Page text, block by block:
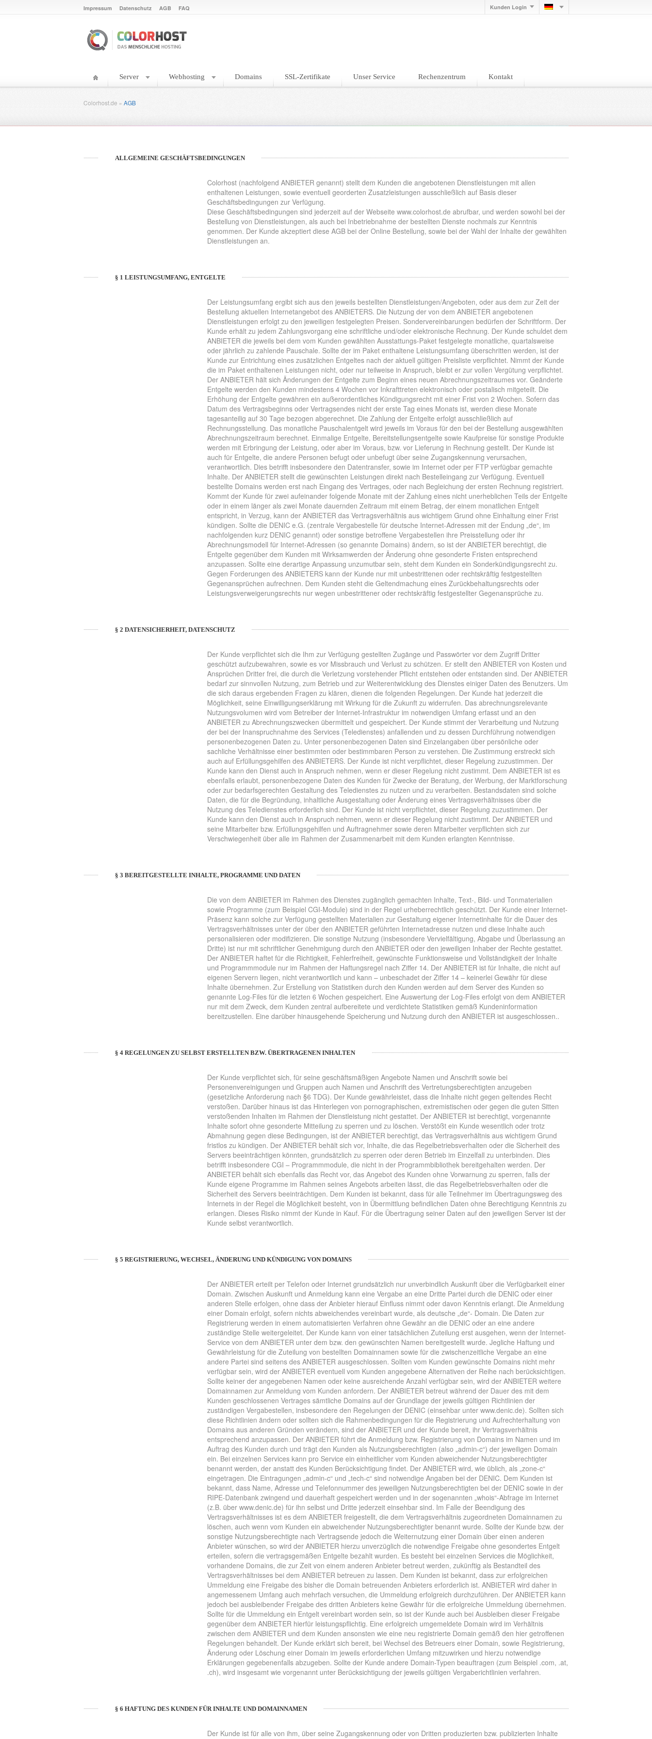
Impressum Datenschutz AGB FAQ Kunden Login
Server Webhosting Domains SSL-Zertifikate Unser Service Rechenzentrum Kontakt
Colorhost.de » AGB
ALLGEMEINE GESCHÄFTSBEDINGUNGEN
Colorhost (nachfolgend ANBIETER genannt) stellt dem Kunden die angebotenen Dienstleistungen mit allen
enthaltenen Leistungen, sowie eventuell georderten Zusatzleistungen ausschließlich auf Basis dieser
Geschäftsbedingungen zur Verfügung.
Diese Geschäftsbedingungen sind jederzeit auf der Webseite www.colorhost.de abrufbar, und werden sowohl bei der
Bestellung von Dienstleistungen, als auch bei Inbetriebnahme der bestellten Dienste nochmals zur Kenntnis
genommen. Der Kunde akzeptiert diese AGB bei der Online Bestellung, sowie bei der Wahl der Inhalte der gewählten
Dienstleistungen an.
§ 1 LEISTUNGSUMFANG, ENTGELTE
Der Leistungsumfang ergibt sich aus den jeweils bestellten Dienstleistungen/Angeboten, oder aus dem zur Zeit der
Bestellung aktuellen Internetangebot des ANBIETERS. Die Nutzung der von dem ANBIETER angebotenen
Dienstleistungen erfolgt zu den jeweiligen festgelegten Preisen. Sondervereinbarungen bedürfen der Schriftform. Der
Kunde erhält zu jedem Zahlungsvorgang eine schriftliche und/oder elektronische Rechnung. Der Kunde schuldet dem
ANBIETER die jeweils bei dem vom Kunden gewählten Ausstattungs-Paket festgelegte monatliche, quartalsweise
oder jährlich zu zahlende Pauschale. Sollte der im Paket enthaltene Leistungsumfang überschritten werden, ist der
Kunde zur Entrichtung eines zusätzlichen Entgeltes nach der aktuell gültigen Preisliste verpflichtet. Nimmt der Kunde
die im Paket enthaltenen Leistungen nicht, oder nur teilweise in Anspruch, bleibt er zur vollen Vergütung verpflichtet.
Der ANBIETER hält sich Änderungen der Entgelte zum Beginn eines neuen Abrechnungszeitraumes vor. Geänderte
Entgelte werden den Kunden mindestens 4 Wochen vor Inkrafttreten elektronisch oder postalisch mitgeteilt. Die
Erhöhung der Entgelte gewähren ein außerordentliches Kündigungsrecht mit einer Frist von 2 Wochen. Sofern das
Datum des Vertragsbeginns oder Vertragsendes nicht der erste Tag eines Monats ist, werden diese Monate
tagesanteilig auf 30 Tage bezogen abgerechnet. Die Zahlung der Entgelte erfolgt ausschließlich auf
Rechnungsstellung. Das monatliche Pauschalentgelt wird jeweils im Voraus für den bei der Bestellung ausgewählten
Abrechnungszeitraum berechnet. Einmalige Entgelte, Bereitstellungsentgelte sowie Kaufpreise für sonstige Produkte
werden mit Erbringung der Leistung, oder aber im Voraus, bzw. vor Lieferung in Rechnung gestellt. Der Kunde ist
auch für Entgelte, die andere Personen befugt oder unbefugt über seine Zugangskennung verursachen,
verantwortlich. Dies betrifft insbesondere den Datentransfer, sowie im Internet oder per FTP verfügbar gemachte
Inhalte. Der ANBIETER stellt die gewünschten Leistungen direkt nach Bestelleingang zur Verfügung. Eventuell
bestellte Domains werden erst nach Eingang des Vertrages, oder nach Begleichung der ersten Rechnung registriert.
Kommt der Kunde für zwei aufeinander folgende Monate mit der Zahlung eines nicht unerheblichen Teils der Entgelte
oder in einem länger als zwei Monate dauernden Zeitraum mit einem Betrag, der einem monatlichen Entgelt
entspricht, in Verzug, kann der ANBIETER das Vertragsverhältnis aus wichtigem Grund ohne Einhaltung einer Frist
kündigen. Sollte die DENIC e.G. (zentrale Vergabestelle für deutsche Internet-Adressen mit der Endung „de“, im
nachfolgenden kurz DENIC genannt) oder sonstige betroffene Vergabestellen ihre Preisstellung oder ihr
Abrechnungsmodell für Internet-Adressen (so genannte Domains) ändern, so ist der ANBIETER berechtigt, die
Entgelte gegenüber dem Kunden mit Wirksamwerden der Änderung ohne gesonderte Fristen entsprechend
anzupassen. Sollte eine derartige Anpassung unzumutbar sein, steht dem Kunden ein Sonderkündigungsrecht zu.
Gegen Forderungen des ANBIETERS kann der Kunde nur mit unbestrittenen oder rechtskräftig festgestellten
Gegenansprüchen aufrechnen. Dem Kunden steht die Geltendmachung eines Zurückbehaltungsrechts oder
Leistungsverweigerungsrechts nur wegen unbestrittener oder rechtskräftig festgestellter Gegenansprüche zu.
§ 2 DATENSICHERHEIT, DATENSCHUTZ
Der Kunde verpflichtet sich die Ihm zur Verfügung gestellten Zugänge und Passwörter vor dem Zugriff Dritter
geschützt aufzubewahren, sowie es vor Missbrauch und Verlust zu schützen. Er stellt den ANBIETER von Kosten und
Ansprüchen Dritter frei, die durch die Verletzung vorstehender Pflicht entstehen oder entstanden sind. Der ANBIETER
bedarf zur sinnvollen Nutzung, zum Betrieb und zur Weiterentwicklung des Dienstes einiger Daten des Benutzers. Um
die sich daraus ergebenden Fragen zu klären, dienen die folgenden Regelungen. Der Kunde hat jederzeit die
Möglichkeit, seine Einwilligungserklärung mit Wirkung für die Zukunft zu widerrufen. Das abrechnungsrelevante
Nutzungsvolumen wird vom Betreiber der Internet-Infrastruktur im notwendigen Umfang erfasst und an den
ANBIETER zu Abrechnungszwecken übermittelt und gespeichert. Der Kunde stimmt der Verarbeitung und Nutzung
der bei der Inanspruchnahme des Services (Teledienstes) anfallenden und zu dessen Durchführung notwendigen
personenbezogenen Daten zu. Unter personenbezogenen Daten sind Einzelangaben über persönliche oder
sachliche Verhältnisse einer bestimmten oder bestimmbaren Person zu verstehen. Die Zustimmung erstreckt sich
auch auf Erfüllungsgehilfen des ANBIETERS. Der Kunde ist nicht verpflichtet, dieser Regelung zuzustimmen. Der
Kunde kann den Dienst auch in Anspruch nehmen, wenn er dieser Regelung nicht zustimmt. Dem ANBIETER ist es
ebenfalls erlaubt, personenbezogene Daten des Kunden für Zwecke der Beratung, der Werbung, der Marktforschung
oder zur bedarfsgerechten Gestaltung des Teledienstes zu nutzen und zu verarbeiten. Bestandsdaten sind solche
Daten, die für die Begründung, inhaltliche Ausgestaltung oder Änderung eines Vertragsverhältnisses über die
Nutzung des Teledienstes erforderlich sind. Der Kunde ist nicht verpflichtet, dieser Regelung zuzustimmen. Der
Kunde kann den Dienst auch in Anspruch nehmen, wenn er dieser Regelung nicht zustimmt. Der ANBIETER und
seine Mitarbeiter bzw. Erfüllungsgehilfen und Auftragnehmer sowie deren Mitarbeiter verpflichten sich zur
Verschwiegenheit über alle im Rahmen der Zusammenarbeit mit dem Kunden erlangten Kenntnisse.
§ 3 BEREITGESTELLTE INHALTE, PROGRAMME UND DATEN
Die von dem ANBIETER im Rahmen des Dienstes zugänglich gemachten Inhalte, Text-, Bild- und Tonmaterialien
sowie Programme (zum Beispiel CGI-Module) sind in der Regel urheberrechtlich geschützt. Der Kunde einer Internet-
Präsenz kann solche zur Verfügung gestellten Materialien zur Gestaltung eigener Internetinhalte für die Dauer des
Vertragsverhältnisses unter der über den ANBIETER geführten Internetadresse nutzen und diese Inhalte auch
personalisieren oder modifizieren. Die sonstige Nutzung (insbesondere Vervielfältigung, Abgabe und Überlassung an
Dritte) ist nur mit schriftlicher Genehmigung durch den ANBIETER oder den jeweiligen Inhaber der Rechte gestattet.
Der ANBIETER haftet für die Richtigkeit, Fehlerfreiheit, gewünschte Funktionsweise und Vollständigkeit der Inhalte
und Programmmodule nur im Rahmen der Haftungsregel nach Ziffer 14. Der ANBIETER ist für Inhalte, die nicht auf
eigenen Servern liegen, nicht verantwortlich und kann – unbeschadet der Ziffer 14 – keinerlei Gewähr für diese
Inhalte übernehmen. Zur Erstellung von Statistiken durch den Kunden werden auf dem Server des Kunden so
genannte Log-Files für die letzten 6 Wochen gespeichert. Eine Auswertung der Log-Files erfolgt von dem ANBIETER
nur mit dem Zweck, dem Kunden zentral aufbereitete und verdichtete Statistiken gemäß Kundeninformation
bereitzustellen. Eine darüber hinausgehende Speicherung und Nutzung durch den ANBIETER ist ausgeschlossen..
§ 4 REGELUNGEN ZU SELBST ERSTELLTEN BZW. ÜBERTRAGENEN INHALTEN
Der Kunde verpflichtet sich, für seine geschäftsmäßigen Angebote Namen und Anschrift sowie bei
Personenvereinigungen und Gruppen auch Namen und Anschrift des Vertretungsberechtigten anzugeben
(gesetzliche Anforderung nach §6 TDG). Der Kunde gewährleistet, dass die Inhalte nicht gegen geltendes Recht
verstoßen. Darüber hinaus ist das Hinterlegen von pornographischen, extremistischen oder gegen die guten Sitten
verstoßenden Inhalten im Rahmen der Dienstleistung nicht gestattet. Der ANBIETER ist berechtigt, vorgenannte
Inhalte sofort ohne gesonderte Mitteilung zu sperren und zu löschen. Verstößt ein Kunde wesentlich oder trotz
Abmahnung gegen diese Bedingungen, ist der ANBIETER berechtigt, das Vertragsverhältnis aus wichtigem Grund
fristlos zu kündigen. Der ANBIETER behält sich vor, Inhalte, die das Regelbetriebsverhalten oder die Sicherheit des
Servers beeinträchtigen könnten, grundsätzlich zu sperren oder deren Betrieb im Einzelfall zu unterbinden. Dies
betrifft insbesondere CGI – Programmmodule, die nicht in der Programmbibliothek bereitgehalten werden. Der
ANBIETER behält sich ebenfalls das Recht vor, das Angebot des Kunden ohne Vorwarnung zu sperren, falls der
Kunde eigene Programme im Rahmen seines Angebots arbeiten lässt, die das Regelbetriebsverhalten oder die
Sicherheit des Servers beeinträchtigen. Dem Kunden ist bekannt, dass für alle Teilnehmer im Übertragungsweg des
Internets in der Regel die Möglichkeit besteht, von in Übermittlung befindlichen Daten ohne Berechtigung Kenntnis zu
erlangen. Dieses Risiko nimmt der Kunde in Kauf. Für die Übertragung seiner Daten auf den jeweiligen Server ist der
Kunde selbst verantwortlich.
§ 5 REGISTRIERUNG, WECHSEL, ÄNDERUNG UND KÜNDIGUNG VON DOMAINS
Der ANBIETER erteilt per Telefon oder Internet grundsätzlich nur unverbindlich Auskunft über die Verfügbarkeit einer
Domain. Zwischen Auskunft und Anmeldung kann eine Vergabe an eine Dritte Partei durch die DENIC oder einer
anderen Stelle erfolgen, ohne dass der Anbieter hierauf Einfluss nimmt oder davon Kenntnis erlangt. Die Anmeldung
einer Domain erfolgt, sofern nichts abweichendes vereinbart wurde, als deutsche „de“- Domain. Die Daten zur
Registrierung werden in einem automatisierten Verfahren ohne Gewähr an die DENIC oder an eine andere
zuständige Stelle weitergeleitet. Der Kunde kann von einer tatsächlichen Zuteilung erst ausgehen, wenn der Internet-
Service von dem ANBIETER unter dem bzw. den gewünschten Namen bereitgestellt wurde. Jegliche Haftung und
Gewährleistung für die Zuteilung von bestellten Domainnamen sowie für die zwischenzeitliche Vergabe an eine
andere Partei sind seitens des ANBIETER ausgeschlossen. Sollten vom Kunden gewünschte Domains nicht mehr
verfügbar sein, wird der ANBIETER eventuell vom Kunden angegebene Alternativen der Reihe nach berücksichtigen.
Sollte keiner der angegebenen Namen oder keine ausreichende Anzahl verfügbar sein, wird der ANBIETER weitere
Domainnamen zur Anmeldung vom Kunden anfordern. Der ANBIETER betreut während der Dauer des mit dem
Kunden geschlossenen Vertrages sämtliche Domains auf der Grundlage der jeweils gültigen Richtlinien der
zuständigen Vergabestellen, insbesondere den Regelungen der DENIC (einsehbar unter www.denic.de). Sollten sich
diese Richtlinien ändern oder sollten sich die Rahmenbedingungen für die Registrierung und Aufrechterhaltung von
Domains aus anderen Gründen verändern, sind der ANBIETER und der Kunde bereit, ihr Vertragsverhältnis
entsprechend anzupassen. Der ANBIETER führt die Anmeldung bzw. Registrierung von Domains im Namen und im
Auftrag des Kunden durch und trägt den Kunden als Nutzungsberechtigten (also „admin-c“) der jeweiligen Domain
ein. Bei einzelnen Services kann pro Service ein einheitlicher vom Kunden abweichender Nutzungsberechtigter
benannt werden, der anstatt des Kunden Berücksichtigung findet. Der ANBIETER wird, wie üblich, als „zone-c“
eingetragen. Die Eintragungen „admin-c“ und „tech-c“ sind notwendige Angaben bei der DENIC. Dem Kunden ist
bekannt, dass Name, Adresse und Telefonnummer des jeweiligen Nutzungsberechtigten bei der DENIC sowie in der
RIPE-Datenbank zwingend und dauerhaft gespeichert werden und in der sogenannten „whois“-Abfrage im Internet
(z.B. über www.denic.de) für ihn selbst und Dritte jederzeit einsehbar sind. Im Falle der Beendigung des
Vertragsverhältnisses ist es dem ANBIETER freigestellt, die dem Vertragsverhältnis zugeordneten Domainnamen zu
löschen, auch wenn vom Kunden ein abweichender Nutzungsberechtigter benannt wurde. Sollte der Kunde bzw. der
sonstige Nutzungsberechtigte nach Vertragsende jedoch die Weiternutzung einer Domain über einen anderen
Anbieter wünschen, so wird der ANBIETER hierzu unverzüglich die notwendige Freigabe ohne gesondertes Entgelt
erteilen, sofern die vertragsgemäßen Entgelte bezahlt wurden. Es besteht bei einzelnen Services die Möglichkeit,
vorhandene Domains, die zur Zeit von einem anderen Anbieter betreut werden, zukünftig als Bestandteil des
Vertragsverhältnisses bei dem ANBIETER betreuen zu lassen. Dem Kunden ist bekannt, dass zur erfolgreichen
Ummeldung eine Freigabe des bisher die Domain betreuenden Anbieters erforderlich ist. ANBIETER wird daher in
angemessenem Umfang auch mehrfach versuchen, die Ummeldung erfolgreich durchzuführen. Der ANBIETER kann
jedoch bei ausbleibender Freigabe des dritten Anbieters keine Gewähr für die erfolgreiche Ummeldung übernehmen.
Sollte für die Ummeldung ein Entgelt vereinbart worden sein, so ist der Kunde auch bei Ausbleiben dieser Freigabe
gegenüber dem ANBIETER hierfür leistungspflichtig. Eine erfolgreich umgemeldete Domain wird im Verhältnis
zwischen dem ANBIETER und dem Kunden ansonsten wie eine neu registrierte Domain gemäß den hier getroffenen
Regelungen behandelt. Der Kunde erklärt sich bereit, bei Wechsel des Betreuers einer Domain, sowie Registrierung,
Änderung oder Löschung einer Domain im jeweils erforderlichen Umfang mitzuwirken und hierzu notwendige
Erklärungen gegebenenfalls abzugeben. Sollte der Kunde andere Domain-Typen beauftragen (zum Beispiel .com, .at,
.ch), wird insgesamt wie vorgenannt unter Berücksichtigung der jeweils gültigen Vergaberichtlinien verfahren.
§ 6 HAFTUNG DES KUNDEN FÜR INHALTE UND DOMAINNAMEN
Der Kunde ist für alle von ihm, über seine Zugangskennung oder von Dritten produzierten bzw. publizierten Inhalte
Mehr Infos Ok